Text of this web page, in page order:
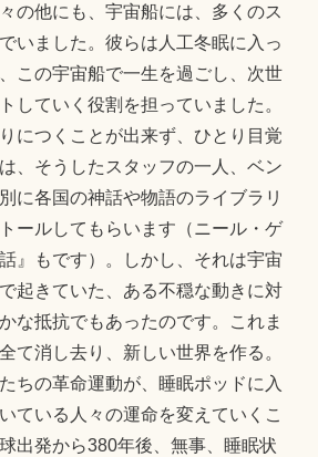
の他にも、宇宙船には、多くのス
いました。彼らは人工冬眠に入っ
この宇宙船で一生を過ごし、次世
していく役割を担っていました。
につくことが出来ず、ひとり目覚
、そうしたスタッフの一人、ベン
に各国の神話や物語のライブラリ
ールしてもらいます（ニール・ゲ
』もです）。しかし、それは宇宙
起きていた、ある不穏な動きに対
な抵抗でもあったのです。これま
て消し去り、新しい世界を作る。
ちの革命運動が、睡眠ポッドに入
ている人々の運命を変えていくこ
出発から380年後、無事、睡眠状